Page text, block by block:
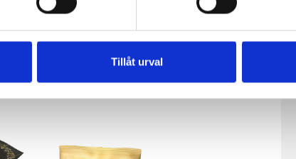
Tillåt urval
Västerbottensost®
Västerbottensost®